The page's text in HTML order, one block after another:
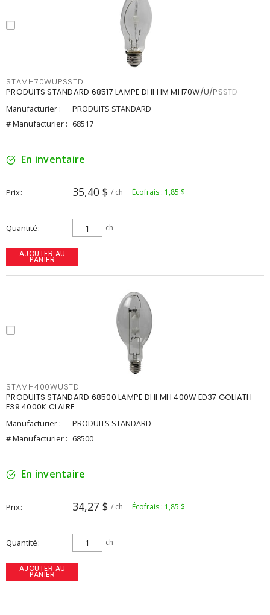
STAMH70WUPSSTD
PRODUITS STANDARD 68517 LAMPE DHI HM MH70W/U/PSSTD
Manufacturier :
PRODUITS STANDARD
# Manufacturier : 68517
En inventaire
Prix 35,40 $ / ch Écofrais : 1,85 $
Quantité ch
AJOUTER AU
PANIER
STAMH400WUSTD
PRODUITS STANDARD 68500 LAMPE DHI MH 400W ED37 GOLIATH
E39 4000K CLAIRE
Manufacturier :
PRODUITS STANDARD
# Manufacturier : 68500
En inventaire
Prix 34,27 $ / ch Écofrais : 1,85 $
Quantité ch
AJOUTER AU
PANIER